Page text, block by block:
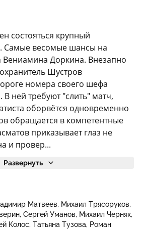
состояться крупный
Самые весомые шансы на
Вениамина Доркина. Внезапно
Шустров
номера своего шефа
В ней требуют "слить" матч,
оборвётся одновременно
обращается в компетентные
приказывает глаз не
и провер...
Развернуть
Матвеев
Михаил Трясоруков
Сергей Уманов
Михаил Черняк
Колос Татьяна Тузова
Роман